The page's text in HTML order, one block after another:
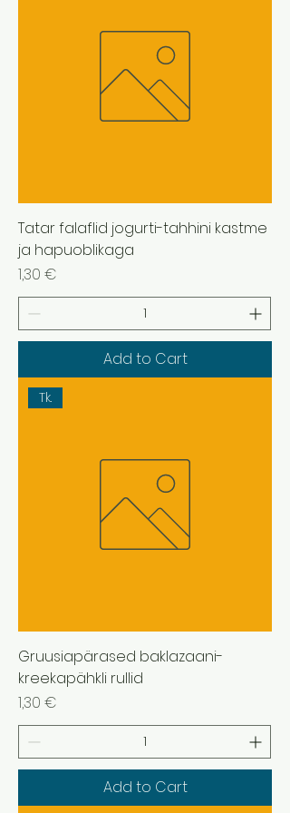
Tatar falaflid jogurti-tahhini kastme
ja hapuoblikaga
Price
1,30 €
Add to Cart
Tk.
Gruusiapärased baklazaani-
kreekapähkli rullid
Price
1,30 €
Add to Cart